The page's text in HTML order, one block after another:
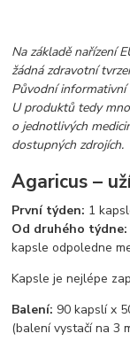
Na základě nařízení
žádná zdravotní
Původní
U produktů tedy
o jednotlivých
dostupných zdrojích.
Agaricus –
První týden: 1
Od druhého týdne:
kapsle odpoledne
Kapsle je nejlépe
Balení: 90 kapslí x
(balení vystačí na 3